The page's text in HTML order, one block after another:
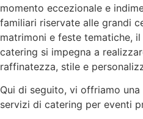
momento eccezionale e
familiari riservate alle grandi
matrimoni e feste tematiche,
catering si impegna a
raffinatezza, stile e
Qui di seguito, vi offriamo
servizi di catering per eventi